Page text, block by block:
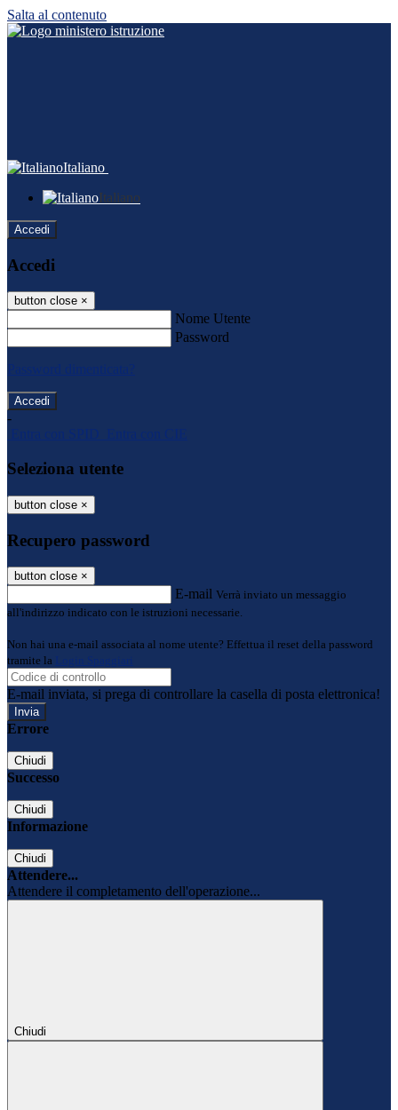
Salta al contenuto
Italiano
Italiano
Accedi
Accedi
button close ×
Nome Utente
Password
Password dimenticata?
-
Entra con SPID
Entra con CIE
Seleziona utente
button close ×
Recupero password
button close ×
E-mail Verrà inviato un messaggio
all'indirizzo indicato con le istruzioni necessarie.
Non hai una e-mail associata al nome utente? Effettua il reset della password
tramite la
Login Spaggiari
E-mail inviata, si prega di controllare la casella di posta elettronica!
Errore
Chiudi
Successo
Chiudi
Informazione
Chiudi
Attendere...
Attendere il completamento dell'operazione...
Chiudi